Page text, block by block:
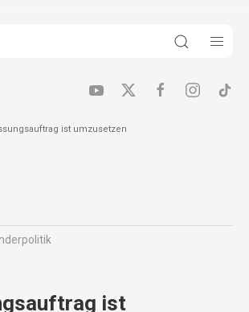
ist umzusetzen
ist